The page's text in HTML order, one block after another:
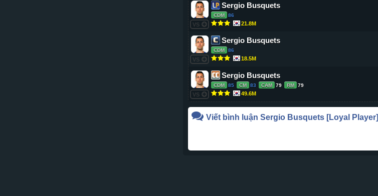
VS
Sergio Busquets
CDM 86
21.8M
VS
Sergio Busquets
CDM 86
18.5M
VS
Sergio Busquets
CDM 85 CM 83 CAM 79 RM 79
49.6M
Viết bình luận Sergio Busquets [Loyal Player]